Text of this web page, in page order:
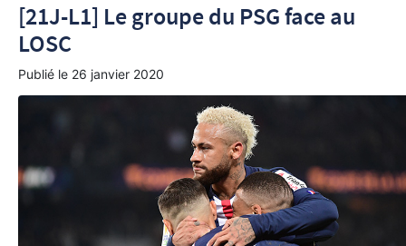
[21J-L1] Le groupe du PSG face au
LOSC
Publié le 26 janvier 2020